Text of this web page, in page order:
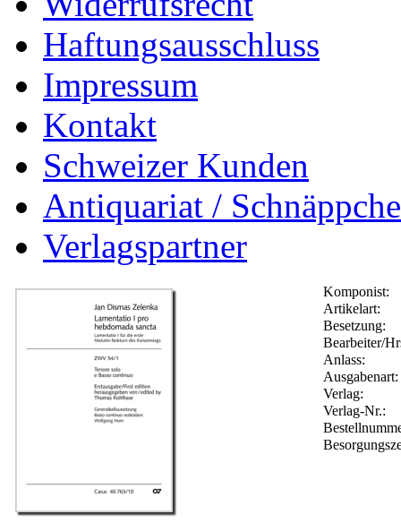
Haftungsausschluss
Impressum
Kontakt
Schweizer Kunden
Antiquariat /
Verlagspartner
Komponist:
Artikelart:
Besetzung:
Bearbeiter/
Anlass:
Ausgabenart:
Verlag:
Verlag-Nr.: